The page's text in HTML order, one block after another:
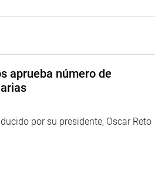
del acceso a información
especializada del personal
la capacidad preventiva y
la seguridad nacional,
aprueba número de
por su presidente, Oscar Reto